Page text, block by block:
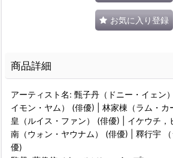
お気に入り登録
商品詳細
アーティスト名: 甄子丹（ドニー・イェン
イモン・ヤム） (俳優) | 林家棟（ラム・
皇（ルイス・ファン） (俳優) | イケウチ，
南（ウォン・ヤウナム） (俳優) | 釋行宇
優)